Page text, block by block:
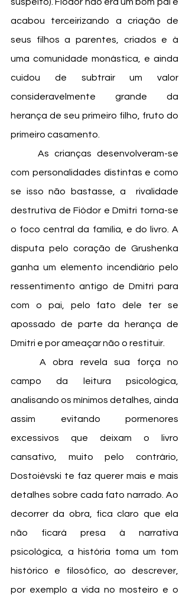
acabou terceirizando a criação de
seus filhos a parentes, criados e à
uma comunidade monástica, e ainda
cuidou de subtrair um valor
consideravelmente grande da
herança de seu primeiro filho, fruto do
primeiro casamento.
com personalidades distintas e como
se isso não bastasse, a  rivalidade
destrutiva de Fiódor e Dmitri torna-se
o foco central da família, e do livro. A
disputa pelo coração de Grushenka
ganha um elemento incendiário pelo
ressentimento antigo de Dmitri para
com o pai, pelo fato dele ter se
apossado de parte da herança de
Dmitri e por ameaçar não o restituir.
campo da leitura psicológica,
analisando os mínimos detalhes, ainda
assim evitando pormenores
excessivos que deixam o livro
cansativo, muito pelo contrário,
Dostoiévski te faz querer mais e mais
detalhes sobre cada fato narrado. Ao
decorrer da obra, fica claro que ela
não ficará presa à narrativa
psicológica, a história toma um tom
histórico e filosófico, ao descrever,
por exemplo a vida no mosteiro e o